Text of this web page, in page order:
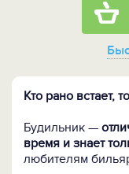
Кто рано встает,
Будильник —
время и знает
любителям